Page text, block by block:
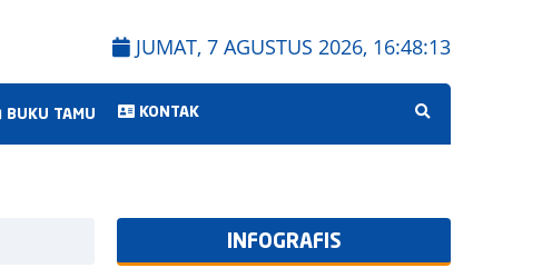
JUMAT, 7 AGUSTUS 2026, 16:48:13
BUKU TAMU KONTAK
INFOGRAFIS